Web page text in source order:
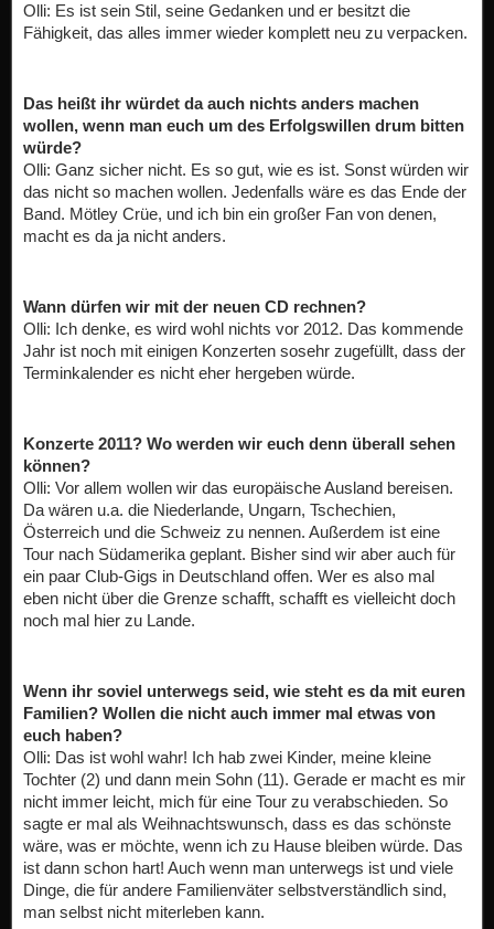
Olli: Es ist sein Stil, seine Gedanken und er besitzt die
Fähigkeit, das alles immer wieder komplett neu zu verpacken.
Das heißt ihr würdet da auch nichts anders machen
wollen, wenn man euch um des Erfolgswillen drum bitten
würde?
Olli: Ganz sicher nicht. Es so gut, wie es ist. Sonst würden wir
das nicht so machen wollen. Jedenfalls wäre es das Ende der
Band. Mötley Crüe, und ich bin ein großer Fan von denen,
macht es da ja nicht anders.
Wann dürfen wir mit der neuen CD rechnen?
Olli: Ich denke, es wird wohl nichts vor 2012. Das kommende
Jahr ist noch mit einigen Konzerten sosehr zugefüllt, dass der
Terminkalender es nicht eher hergeben würde.
Konzerte 2011? Wo werden wir euch denn überall sehen
können?
Olli: Vor allem wollen wir das europäische Ausland bereisen.
Da wären u.a. die Niederlande, Ungarn, Tschechien,
Österreich und die Schweiz zu nennen. Außerdem ist eine
Tour nach Südamerika geplant. Bisher sind wir aber auch für
ein paar Club-Gigs in Deutschland offen. Wer es also mal
eben nicht über die Grenze schafft, schafft es vielleicht doch
noch mal hier zu Lande.
Wenn ihr soviel unterwegs seid, wie steht es da mit euren
Familien? Wollen die nicht auch immer mal etwas von
euch haben?
Olli: Das ist wohl wahr! Ich hab zwei Kinder, meine kleine
Tochter (2) und dann mein Sohn (11). Gerade er macht es mir
nicht immer leicht, mich für eine Tour zu verabschieden. So
sagte er mal als Weihnachtswunsch, dass es das schönste
wäre, was er möchte, wenn ich zu Hause bleiben würde. Das
ist dann schon hart! Auch wenn man unterwegs ist und viele
Dinge, die für andere Familienväter selbstverständlich sind,
man selbst nicht miterleben kann.